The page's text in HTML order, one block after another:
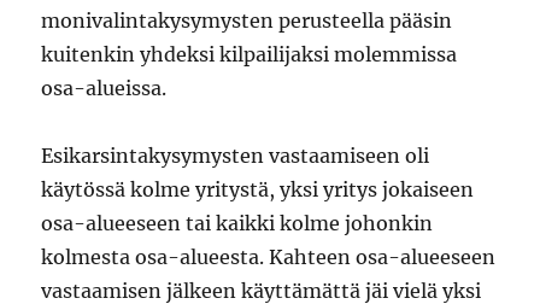
monivalintakysymysten perusteella pääsin
kuitenkin yhdeksi kilpailijaksi molemmissa
osa-alueissa.
Esikarsintakysymysten vastaamiseen oli
käytössä kolme yritystä, yksi yritys jokaiseen
osa-alueeseen tai kaikki kolme johonkin
kolmesta osa-alueesta. Kahteen osa-alueeseen
vastaamisen jälkeen käyttämättä jäi vielä yksi